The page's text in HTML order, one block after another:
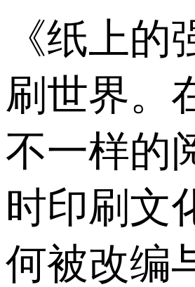
《纸上
刷世界。
不一样的
时印刷文
何被改编